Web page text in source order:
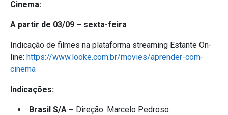
Cinema:
A partir de 03/09 – sexta-feira
Indicação de filmes na plataforma streaming Estante On-
line: https://www.looke.com.br/movies/aprender-com-
cinema
Indicações:
Brasil S/A – Direção: Marcelo Pedroso